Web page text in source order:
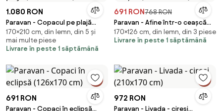
1.080 RON
Paravan - Copacul pe plajă
(210x170 cm)
170×210 cm, din lemn, din 5 și
mai multe piese
Livrare în peste 1 săptămână
691 RON768 RON
Paravan - Afine într-o ceașcă
(126x170 cm)
170×126 cm, din lemn, din 3 piese
Livrare în peste 1 săptămână
691 RON
Paravan - Copaci în eclipsă
972 RON
Paravan - Livada - cireși